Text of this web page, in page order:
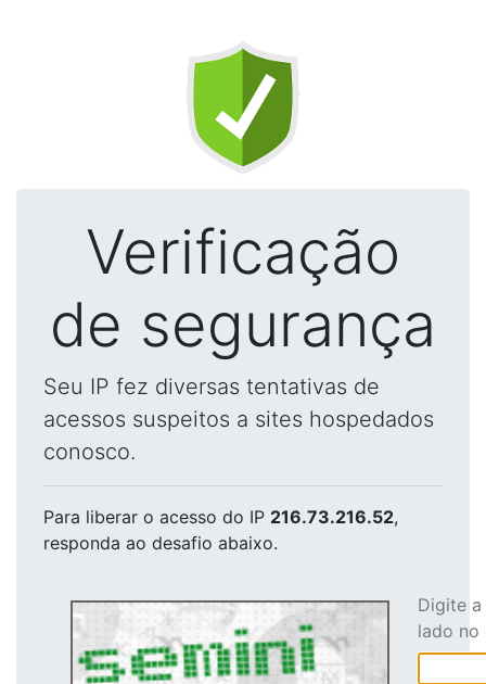
Verificação
de segurança
Seu IP fez diversas tentativas de
acessos suspeitos a sites hospedados
conosco.
Para liberar o acesso do IP 216.73.216.52,
responda ao desafio abaixo.
Digite
lado no